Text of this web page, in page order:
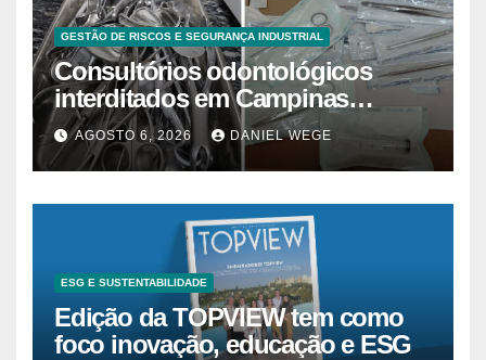
GESTÃO DE RISCOS E SEGURANÇA INDUSTRIAL
Consultórios odontológicos
interditados em Campinas
superam 2025
AGOSTO 6, 2026 DANIEL WEGE
ESG E SUSTENTABILIDADE
Edição da TOPVIEW tem como
foco inovação, educação e ESG